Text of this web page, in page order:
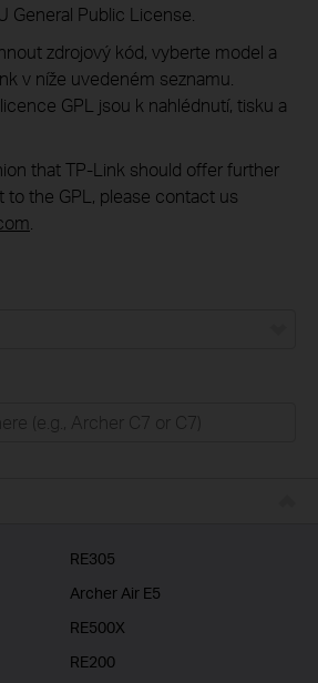
General Public License.
zdrojový kód, vyberte model a
v níže uvedeném seznamu.
GPL jsou k nahlédnutí, tisku a
that TP-Link should offer further
the GPL, please contact us
RE305
Archer Air E5
RE500X
RE200